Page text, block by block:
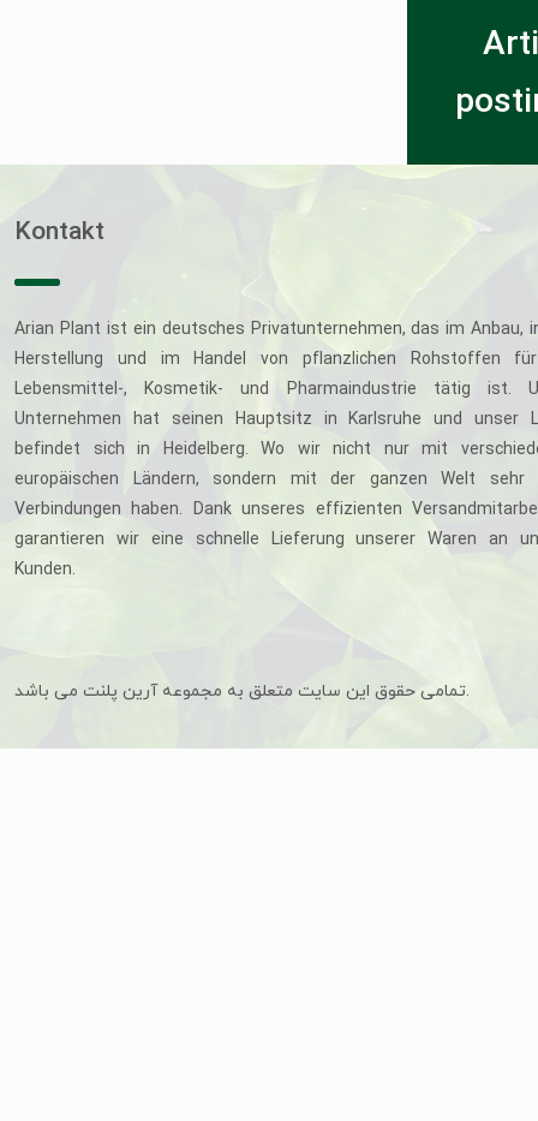
Kontakt
Arian Plant ist ein deutsches Privatunternehmen, das im Anbau,
Herstellung und im Handel von pflanzlichen Rohstoffen
Lebensmittel-, Kosmetik- und Pharmaindustrie tätig ist.
Unternehmen hat seinen Hauptsitz in Karlsruhe und unser
befindet sich in Heidelberg. Wo wir nicht nur mit
europäischen Ländern, sondern mit der ganzen Welt sehr
Verbindungen haben. Dank unseres effizienten
garantieren wir eine schnelle Lieferung unserer Waren an
Kunden.
تمامی حقوق این سایت متعلق به مجموعه آرین پلنت می باشد.